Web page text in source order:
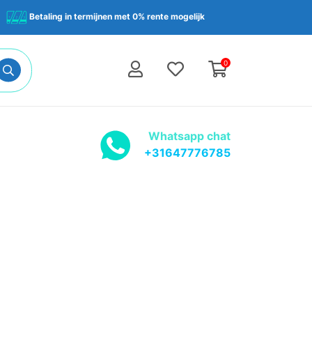
Betaling in termijnen met 0% rente mogelijk
0
Whatsapp chat
+31647776785